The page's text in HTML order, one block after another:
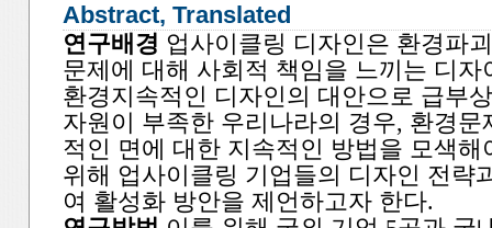
Abstract, Translated
연구배경 업사이클링 디자인은 환경파
문제에 대해 사회적 책임을 느끼는 디자
환경지속적인 디자인의 대안으로 급부
자원이 부족한 우리나라의 경우, 환경문
적인 면에 대한 지속적인 방법을 모색해
위해 업사이클링 기업들의 디자인 전략
여 활성화 방안을 제언하고자 한다.